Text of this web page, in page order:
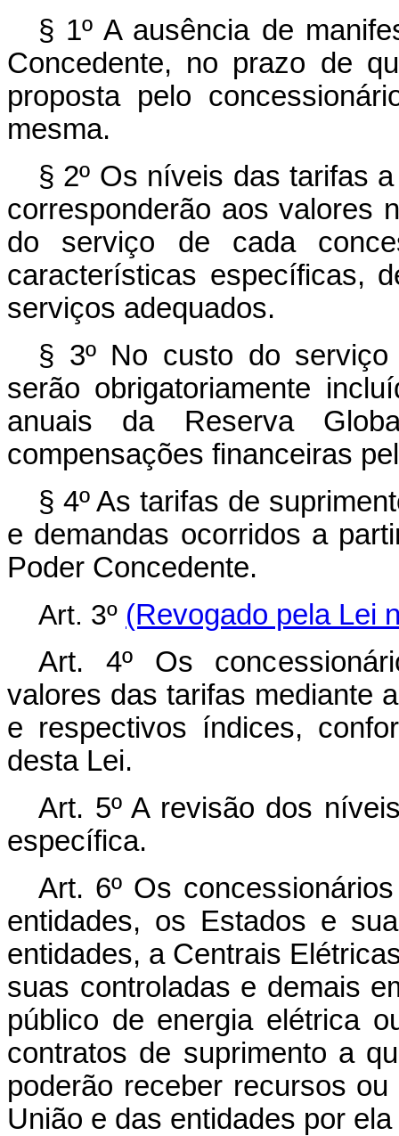
§ 1º A ausência de
Concedente, no prazo de
proposta pelo
mesma.
§ 2º Os níveis das tarifas
corresponderão aos valores
do serviço de cada
características específicas,
serviços adequados.
§ 3º No custo do serviço
serão obrigatoriamente
anuais da Reserva
compensações financeiras
§ 4º As tarifas de
e demandas ocorridos a
Poder Concedente.
Art. 3º (Revogado pela Lei
Art. 4º Os
valores das tarifas mediante
e respectivos índices,
desta Lei.
Art. 5º A revisão dos
específica.
Art. 6º Os
entidades, os Estados e
entidades, a Centrais
suas controladas e demais
público de energia elétrica
contratos de suprimento a
poderão receber recursos
União e das entidades por